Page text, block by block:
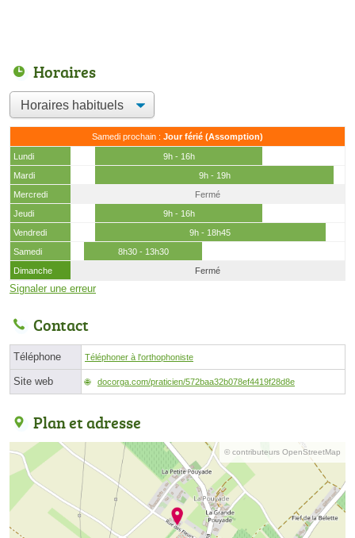
Horaires
Samedi prochain : Jour férié (Assomption)
Lundi
9h - 16h
Mardi
9h - 19h
Mercredi
Fermé
Jeudi
9h - 16h
Vendredi
9h - 18h45
Samedi
8h30 - 13h30
Dimanche
Fermé
Signaler une erreur
Contact
Téléphone Téléphoner à l'orthophoniste
Site web docorga.com/praticien/572baa32b078ef4419f28d8e
Plan et adresse
© contributeurs OpenStreetMap